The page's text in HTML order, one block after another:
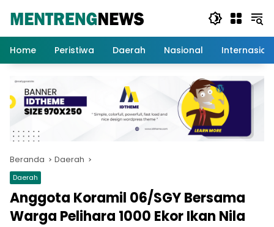
Home
Peristiwa Daerah Nasional
Beranda Daerah
Daerah
Anggota Koramil 06/SGY Bersama
Warga Pelihara 1000 Ekor Ikan Nila